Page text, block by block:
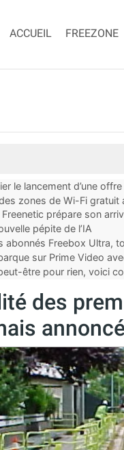
ACCUEIL FREEZONE
le lancement d’une
zones de Wi-Fi gratuit
prépare son
la
pépite de l’IA
abonnés Freebox Ultra,
sur Prime Video
être pour rien, voici
des